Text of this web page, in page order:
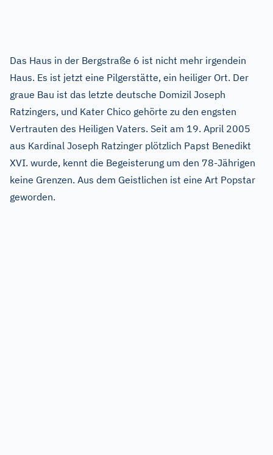
Das Haus in der Bergstraße 6 ist nicht mehr irgendein
Haus. Es ist jetzt eine Pilgerstätte, ein heiliger Ort. Der
graue Bau ist das letzte deutsche Domizil Joseph
Ratzingers, und Kater Chico gehörte zu den engsten
Vertrauten des Heiligen Vaters. Seit am 19. April 2005
aus Kardinal Joseph Ratzinger plötzlich Papst Benedikt
XVI. wurde, kennt die Begeisterung um den 78-Jährigen
keine Grenzen. Aus dem Geistlichen ist eine Art Popstar
geworden.